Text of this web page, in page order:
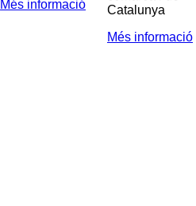
Més informació
Catalunya
Més informació